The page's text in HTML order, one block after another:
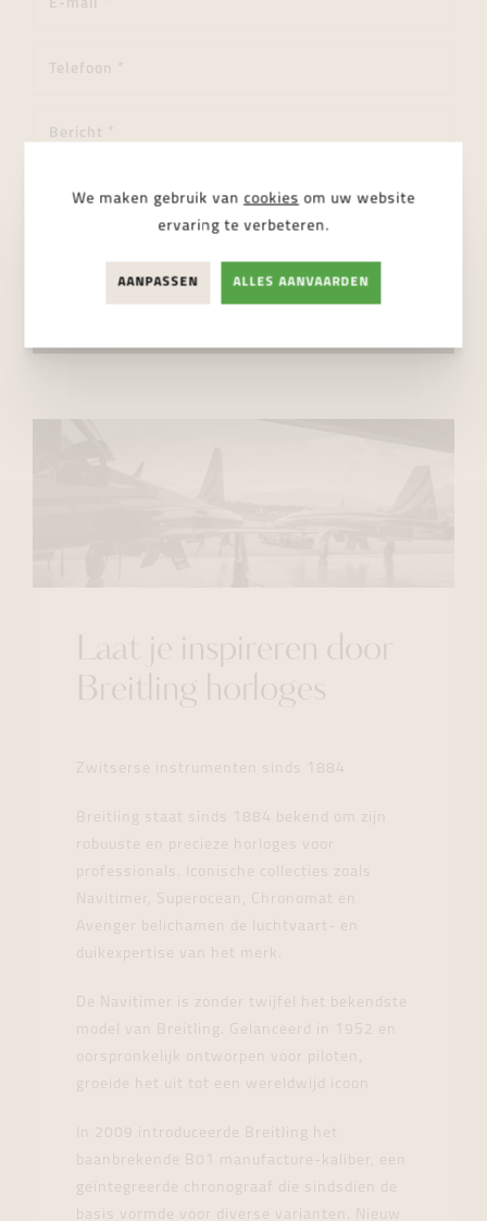
Ik ga akkoord met de privacy regelgeving
Laat je inspireren door
Breitling horloges
Zwitserse instrumenten sinds 1884
Breitling staat sinds 1884 bekend om zijn
robuuste en precieze horloges voor
professionals. Iconische collecties zoals
Navitimer, Superocean, Chronomat en
Avenger belichamen de luchtvaart- en
duikexpertise van het merk.
De Navitimer is zonder twijfel het bekendste
model van Breitling. Gelanceerd in 1952 en
oorspronkelijk ontworpen voor piloten,
groeide het uit tot een wereldwijd icoon
In 2009 introduceerde Breitling het
baanbrekende B01 manufacture-kaliber, een
geïntegreerde chronograaf die sindsdien de
basis vormde voor diverse varianten. Nieuw
We maken gebruik van cookies om uw website
ervaring te verbeteren.
AANPASSEN ALLES AANVAARDEN